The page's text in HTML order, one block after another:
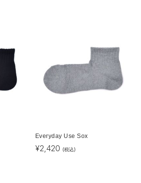
Everyday Use Sox
¥2,420 (税込)